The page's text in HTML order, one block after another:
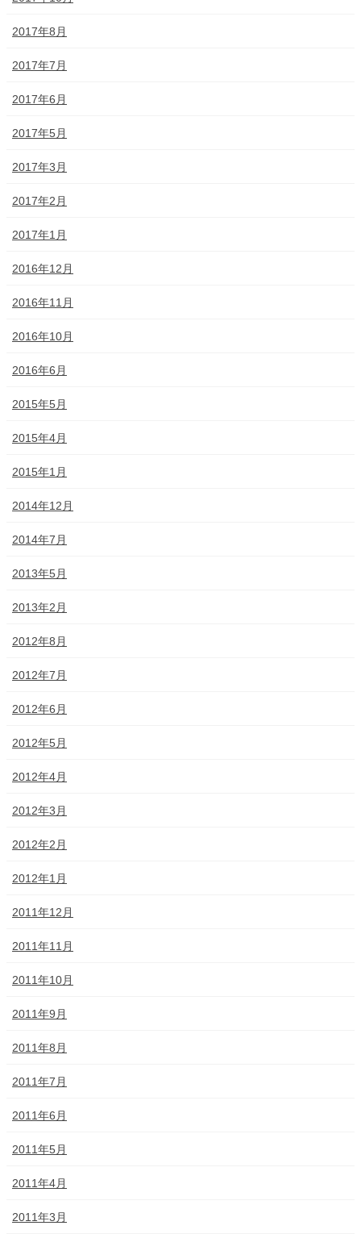
2017年8月
2017年7月
2017年6月
2017年5月
2017年3月
2017年2月
2017年1月
2016年12月
2016年11月
2016年10月
2016年6月
2015年5月
2015年4月
2015年1月
2014年12月
2014年7月
2013年5月
2013年2月
2012年8月
2012年7月
2012年6月
2012年5月
2012年4月
2012年3月
2012年2月
2012年1月
2011年12月
2011年11月
2011年10月
2011年9月
2011年8月
2011年7月
2011年6月
2011年5月
2011年4月
2011年3月